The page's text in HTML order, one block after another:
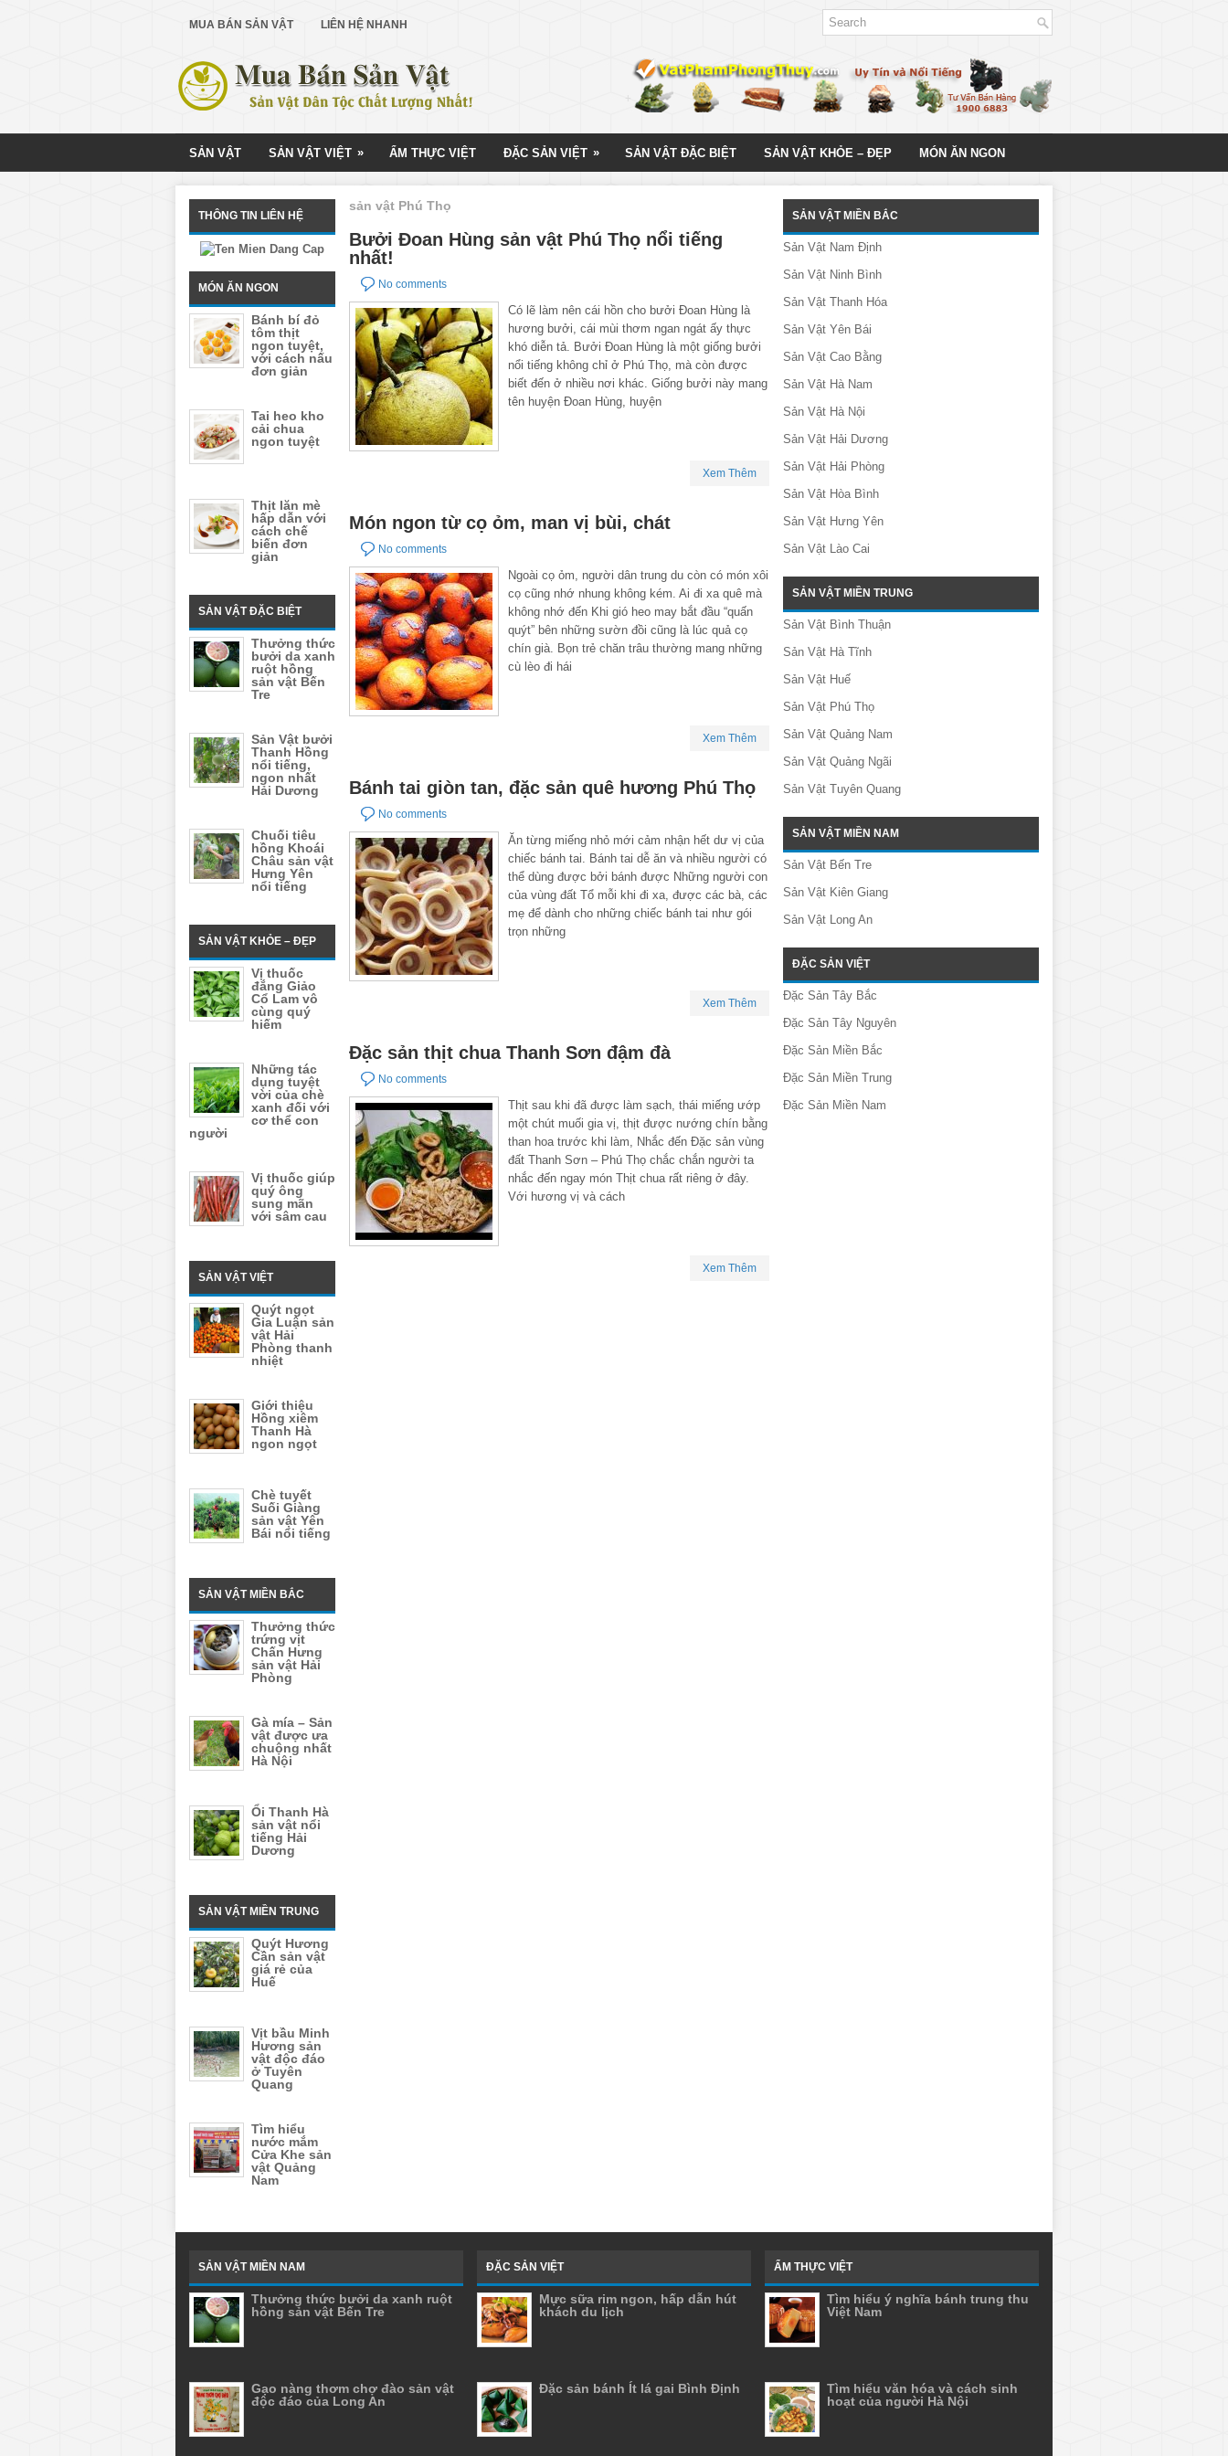
MUA BÁN SẢN VẬT LIÊN HỆ NHANH
SẢN VẬT SẢN VẬT VIỆT » ẨM THỰC VIỆT ĐẶC SẢN VIỆT » SẢN VẬT ĐẶC BIỆT SẢN VẬT KHỎE – ĐẸP MÓN ĂN NGON
sản vật Phú Thọ
Bưởi Đoan Hùng sản vật Phú Thọ nổi tiếng
nhất!
No comments
Có lẽ làm nên cái hồn cho bưởi Đoan Hùng là
hương bưởi, cái mùi thơm ngan ngát ấy thực
khó diễn tả. Bưởi Đoan Hùng là một giống bưởi
nổi tiếng không chỉ ở Phú Thọ, mà còn được
biết đến ở nhiều nơi khác. Giống bưởi này mang
tên huyện Đoan Hùng, huyện
Xem Thêm
Món ngon từ cọ ỏm, man vị bùi, chát
No comments
Ngoài cọ ỏm, người dân trung du còn có món xôi
cọ cũng nhớ nhung không kém. Ai đi xa quê mà
không nhớ đến Khi gió heo may bắt đầu “quấn
quýt” bên những sườn đồi cũng là lúc quả cọ
chín già. Bọn trẻ chăn trâu thường mang những
cù lèo đi hái
Xem Thêm
Bánh tai giòn tan, đặc sản quê hương Phú Thọ
No comments
Ăn từng miếng nhỏ mới cảm nhận hết dư vị của
chiếc bánh tai. Bánh tai dễ ăn và nhiều người có
thể dùng được bởi bánh được Những người con
của vùng đất Tổ mỗi khi đi xa, được các bà, các
mẹ để dành cho những chiếc bánh tai như gói
trọn những
Xem Thêm
Đặc sản thịt chua Thanh Sơn đậm đà
No comments
Thịt sau khi đã được làm sạch, thái miếng ướp
một chút muối gia vị, thịt được nướng chín bằng
than hoa trước khi làm, Nhắc đến Đặc sản vùng
đất Thanh Sơn – Phú Thọ chắc chắn người ta
nhắc đến ngay món Thịt chua rất riêng ở đây.
Với hương vị và cách
Xem Thêm
THÔNG TIN LIÊN HỆ
MÓN ĂN NGON
Bánh bí đỏ
tôm thịt
ngon tuyệt,
với cách nấu
đơn giản
Tai heo kho
cải chua
ngon tuyệt
Thịt lăn mè
hấp dẫn với
cách chế
biến đơn
giản
SẢN VẬT ĐẶC BIỆT
Thưởng thức
bưởi da xanh
ruột hồng
sản vật Bến
Tre
Sản Vật bưởi
Thanh Hồng
nổi tiếng,
ngon nhất
Hải Dương
Chuối tiêu
hồng Khoái
Châu sản vật
Hưng Yên
nổi tiếng
SẢN VẬT KHỎE – ĐẸP
Vị thuốc
đắng Giảo
Cổ Lam vô
cùng quý
hiếm
Những tác
dụng tuyệt
vời của chè
xanh đối với
cơ thể con
người
Vị thuốc giúp
quý ông
sung mãn
với sâm cau
SẢN VẬT VIỆT
Quýt ngọt
Gia Luận sản
vật Hải
Phòng thanh
nhiệt
Giới thiệu
Hồng xiêm
Thanh Hà
ngon ngọt
Chè tuyết
Suối Giàng
sản vật Yên
Bái nổi tiếng
SẢN VẬT MIỀN BẮC
Thưởng thức
trứng vịt
Chấn Hưng
sản vật Hải
Phòng
Gà mía – Sản
vật được ưa
chuộng nhất
Hà Nội
Ổi Thanh Hà
sản vật nổi
tiếng Hải
Dương
SẢN VẬT MIỀN TRUNG
Quýt Hương
Cần sản vật
giá rẻ của
Huế
Vịt bầu Minh
Hương sản
vật độc đáo
ở Tuyên
Quang
Tìm hiểu
nước mắm
Cửa Khe sản
vật Quảng
Nam
SẢN VẬT MIỀN BẮC
Sản Vật Nam Định
Sản Vật Ninh Bình
Sản Vật Thanh Hóa
Sản Vật Yên Bái
Sản Vật Cao Bằng
Sản Vật Hà Nam
Sản Vật Hà Nội
Sản Vật Hải Dương
Sản Vật Hải Phòng
Sản Vật Hòa Bình
Sản Vật Hưng Yên
Sản Vật Lào Cai
SẢN VẬT MIỀN TRUNG
Sản Vật Bình Thuận
Sản Vật Hà Tĩnh
Sản Vật Huế
Sản Vật Phú Thọ
Sản Vật Quảng Nam
Sản Vật Quảng Ngãi
Sản Vật Tuyên Quang
SẢN VẬT MIỀN NAM
Sản Vật Bến Tre
Sản Vật Kiên Giang
Sản Vật Long An
ĐẶC SẢN VIỆT
Đặc Sản Tây Bắc
Đặc Sản Tây Nguyên
Đặc Sản Miền Bắc
Đặc Sản Miền Trung
Đặc Sản Miền Nam
SẢN VẬT MIỀN NAM
Thưởng thức bưởi da xanh ruột
hồng sản vật Bến Tre
Gạo nàng thơm chợ đào sản vật
độc đáo của Long An
ĐẶC SẢN VIỆT
Mực sữa rim ngon, hấp dẫn hút
khách du lịch
Đặc sản bánh Ít lá gai Bình Định
ẨM THỰC VIỆT
Tìm hiểu ý nghĩa bánh trung thu
Việt Nam
Tìm hiểu văn hóa và cách sinh
hoạt của người Hà Nội